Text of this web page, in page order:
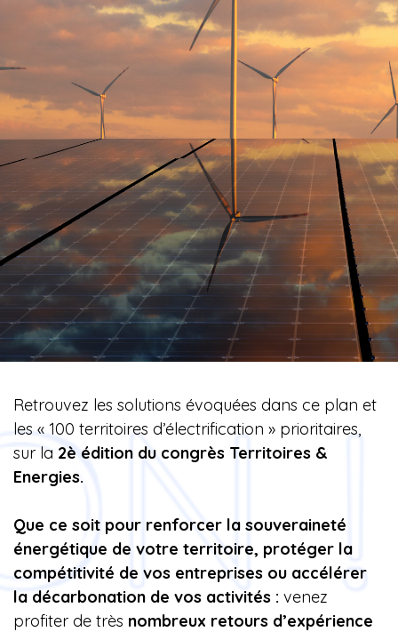
Retrouvez les solutions évoquées dans ce plan et
les « 100 territoires d’électrification » prioritaires,
sur la 2è édition du congrès Territoires &
Energies.
Que ce soit pour renforcer la souveraineté
énergétique de votre territoire, protéger la
compétitivité de vos entreprises ou accélérer
la décarbonation de vos activités : venez
profiter de très nombreux retours d’expérience